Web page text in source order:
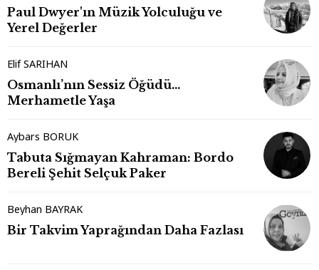
Paul Dwyer'ın Müzik Yolculuğu ve
Yerel Değerler
Elif SARIHAN
Osmanlı’nın Sessiz Öğüdü…
Merhametle Yaşa
Aybars BORUK
Tabuta Sığmayan Kahraman: Bordo
Bereli Şehit Selçuk Paker
Beyhan BAYRAK
Bir Takvim Yaprağından Daha Fazlası